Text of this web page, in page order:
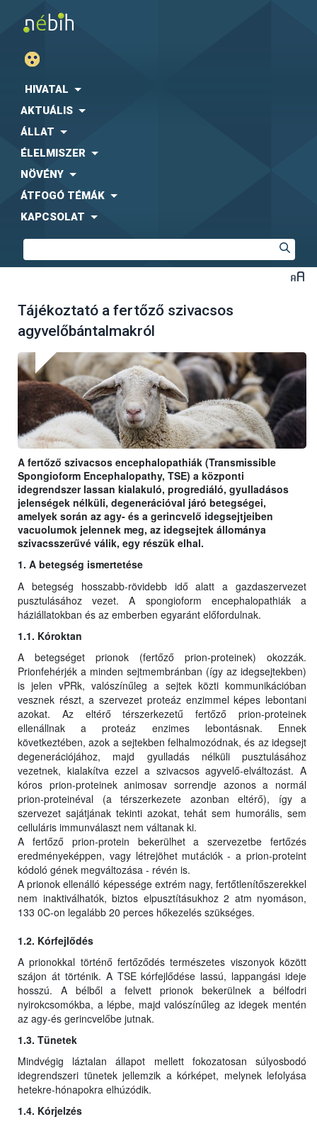
HIVATAL
AKTUÁLIS
ÁLLAT
ÉLELMISZER
NÖVÉNY
ÁTFOGÓ TÉMÁK
KAPCSOLAT
Tájékoztató a fertőző szivacsos
agyvelőbántalmakról
A fertőző szivacsos encephalopathiák (Transmissible
Spongioform Encephalopathy, TSE) a központi
idegrendszer lassan kialakuló, progrediáló, gyulladásos
jelenségek nélküli, degenerációval járó betegségei,
amelyek során az agy- és a gerincvelő idegsejtjeiben
vacuolumok jelennek meg, az idegsejtek állománya
szivacsszerűvé válik, egy részük elhal.
1. A betegség ismertetése
A betegség hosszabb-rövidebb idő alatt a gazdaszervezet
pusztulásához vezet. A spongioform encephalopathiák a
háziállatokban és az emberben egyaránt előfordulnak.
1.1. Kóroktan
A betegséget prionok (fertőző prion-proteinek) okozzák.
Prionfehérjék a minden sejtmembránban (így az idegsejtekben)
is jelen vPRk, valószínűleg a sejtek közti kommunikációban
vesznek részt, a szervezet proteáz enzimmel képes lebontani
azokat. Az eltérő térszerkezetű fertőző prion-proteinek
ellenállnak a proteáz enzimes lebontásnak. Ennek
következtében, azok a sejtekben felhalmozódnak, és az idegsejt
degenerációjához, majd gyulladás nélküli pusztulásához
vezetnek, kialakítva ezzel a szivacsos agyvelő-elváltozást. A
kóros prion-proteinek animosav sorrendje azonos a normál
prion-proteinéval (a térszerkezete azonban eltérő), így a
szervezet sajátjának tekinti azokat, tehát sem humorális, sem
celluláris immunválaszt nem váltanak ki.
A fertőző prion-protein bekerülhet a szervezetbe fertőzés
eredményeképpen, vagy létrejöhet mutációk - a prion-proteint
kódoló gének megváltozása - révén is.
A prionok ellenálló képessége extrém nagy, fertőtlenítőszerekkel
nem inaktiválhatók, biztos elpusztításukhoz 2 atm nyomáson,
133 0C-on legalább 20 perces hőkezelés szükséges.
1.2. Kórfejlődés
A prionokkal történő fertőződés természetes viszonyok között
szájon át történik. A TSE kórfejlődése lassú, lappangási ideje
hosszú. A bélből a felvett prionok bekerülnek a bélfodri
nyirokcsomókba, a lépbe, majd valószínűleg az idegek mentén
az agy-és gerincvelőbe jutnak.
1.3. Tünetek
Mindvégig láztalan állapot mellett fokozatosan súlyosbodó
idegrendszeri tünetek jellemzik a kórképet, melynek lefolyása
hetekre-hónapokra elhúzódik.
1.4. Kórjelzés